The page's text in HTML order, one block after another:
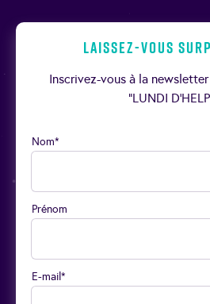
Laissez-vous
Inscrivez-vous à la
“LUNDI
Nom*
Prénom
E-mail*